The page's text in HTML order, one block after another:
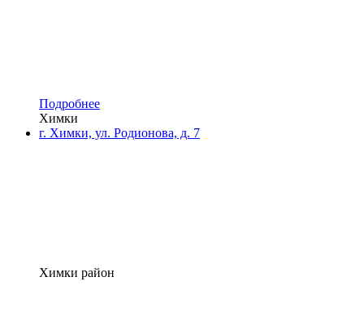
Подробнее
Химки
г. Химки, ул. Родионова, д. 7
Химки район